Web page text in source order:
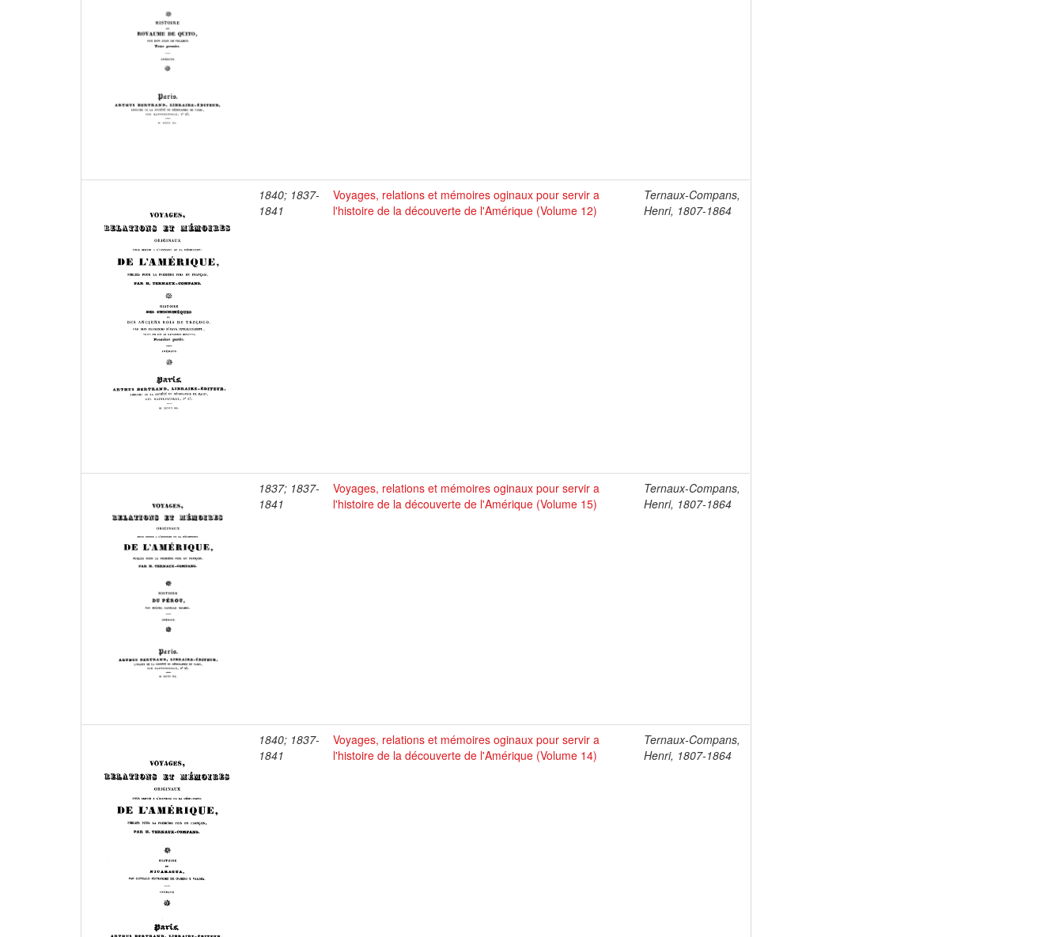
1840; 1837-
1841
Voyages, relations et mémoires oginaux pour servir a
l'histoire de la découverte de l'Amérique (Volume 12)
Ternaux-Compans,
Henri, 1807-1864
1837; 1837-
1841
Voyages, relations et mémoires oginaux pour servir a
l'histoire de la découverte de l'Amérique (Volume 15)
Ternaux-Compans,
Henri, 1807-1864
1840; 1837-
1841
Voyages, relations et mémoires oginaux pour servir a
l'histoire de la découverte de l'Amérique (Volume 14)
Ternaux-Compans,
Henri, 1807-1864